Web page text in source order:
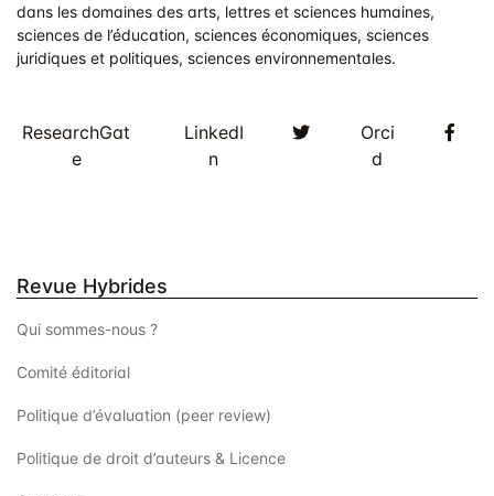
dans les domaines des arts, lettres et sciences humaines,
sciences de l’éducation, sciences économiques, sciences
juridiques et politiques, sciences environnementales.
ResearchGat
e
LinkedI
n
TwitterOrci
d
Revue Hybrides
Qui sommes-nous ?
Comité éditorial
Politique d’évaluation (peer review)
Politique de droit d’auteurs & Licence